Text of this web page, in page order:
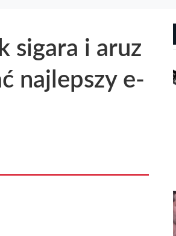
sigara i aruz
najlepszy e-